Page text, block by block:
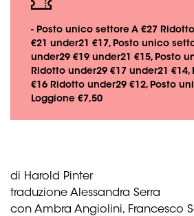
- Posto unico settore A €27
€21 under21 €17, Posto unico
under29 €19 under21 €15, Posto
Ridotto under29 €17 under21
€16 Ridotto under29 €12, Posto
Loggione €7,50
di Harold Pinter
traduzione Alessandra Serra
con Ambra Angiolini, Francesco